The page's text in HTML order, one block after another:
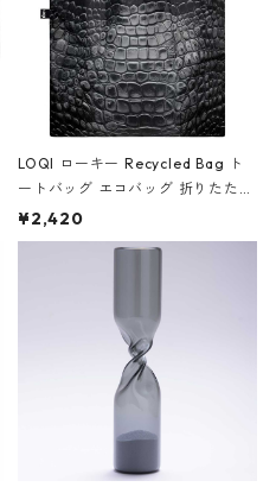
LOQI ローキー Recycled Bag ト
ートバッグ エコバッグ 折りたたみ
大きめ 撥水加工 収納ポーチ CRO
CODILE/Black クロコダイル/ブラ
¥2,420